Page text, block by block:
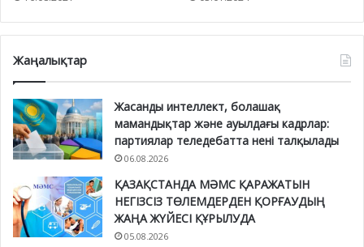
Жаңалықтар
Жасанды интеллект, болашақ
мамандықтар және ауылдағы кадрлар:
партиялар теледебатта нені талқылады
06.08.2026
ҚАЗАҚСТАНДА МӘМС ҚАРАЖАТЫН
НЕГІЗСІЗ ТӨЛЕМДЕРДЕН ҚОРҒАУДЫҢ
ЖАҢА ЖҮЙЕСІ ҚҰРЫЛУДА
05.08.2026